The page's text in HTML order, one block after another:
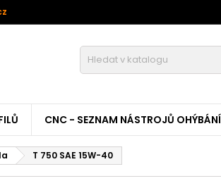
CNC - SEZNAM NÁSTROJŮ
T 750 SAE 15W-40